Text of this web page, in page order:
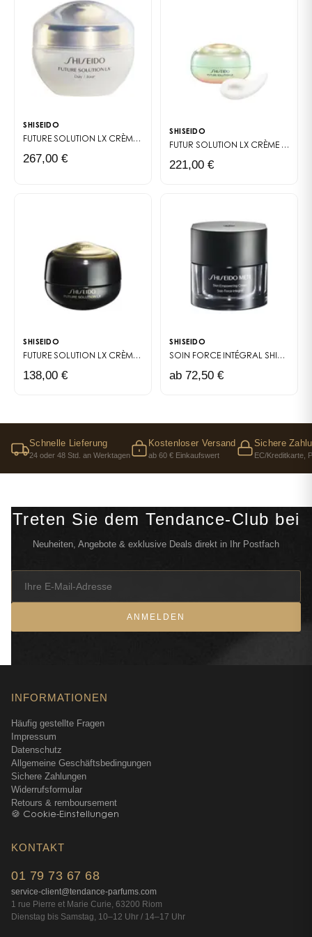
SHISEIDO
FUTURE SOLUTION LX CRÈME PROTECTION TOTALE SPF20
267,00 €
SHISEIDO
FUTUR SOLUTION LX CRÈME CONTOUR YEUX ÉCLAT ULTIME ENMEI
221,00 €
SHISEIDO
FUTURE SOLUTION LX CRÈME YEUX ET LÈVRES RÉGÉNÉRANTE UNE CRÈME
138,00 €
SHISEIDO
SOIN FORCE INTÉGRAL SHISEIDO MEN
ab 72,50 €
Schnelle Lieferung
24 oder 48 Std. an Werktagen
Kostenloser Versand
ab 60 € Einkaufswert
Sichere
EC/Kreditkarte,
Treten Sie dem Tendance-Club bei
Neuheiten, Angebote & exklusive Deals direkt in Ihr Postfach
ANMELDEN
INFORMATIONEN
Häufig gestellte Fragen
Impressum
Datenschutz
Allgemeine Geschäftsbedingungen
Sichere Zahlungen
Widerrufsformular
Retours & remboursement
🍪 Cookie-Einstellungen
KONTAKT
01 79 73 67 68
service-client@tendance-parfums.com
1 rue Pierre et Marie Curie, 63200 Riom
Dienstag bis Samstag, 10–12 Uhr / 14–17 Uhr